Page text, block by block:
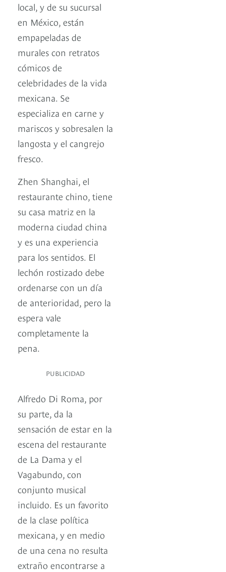
local, y de su sucursal
en México, están
empapeladas de
murales con retratos
cómicos de
celebridades de la vida
mexicana. Se
especializa en carne y
mariscos y sobresalen la
langosta y el cangrejo
fresco.
Zhen Shanghai, el
restaurante chino, tiene
su casa matriz en la
moderna ciudad china
y es una experiencia
para los sentidos. El
lechón rostizado debe
ordenarse con un día
de anterioridad, pero la
espera vale
completamente la
pena.
PUBLICIDAD
Alfredo Di Roma, por
su parte, da la
sensación de estar en la
escena del restaurante
de La Dama y el
Vagabundo, con
conjunto musical
incluido. Es un favorito
de la clase política
mexicana, y en medio
de una cena no resulta
extraño encontrarse a